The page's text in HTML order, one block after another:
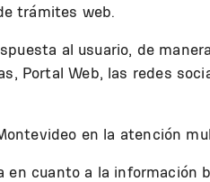
trámites web.
al usuario, de
Portal Web, las redes
en la atención
cuanto a la información